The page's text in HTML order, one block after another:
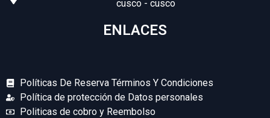
cusco - cusco
ENLACES
Políticas De Reserva Términos Y Condiciones
Política de protección de Datos personales
Politicas de cobro y Reembolso